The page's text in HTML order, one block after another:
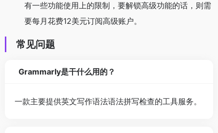
有一些功能使用上的限制，要解锁高级功能的话，则需
要每月花费12美元订阅高级账户。
常见问题
Grammarly是干什么用的？
一款主要提供英文写作语法语法拼写检查的工具服务。